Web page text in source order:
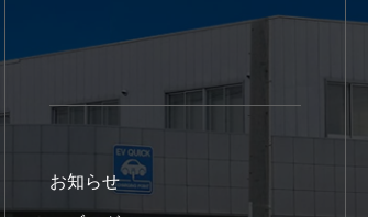
お知らせ